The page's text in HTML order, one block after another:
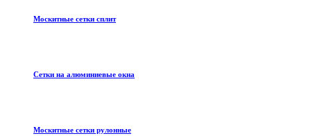
Москитные сетки сплит
Сетки на алюминиевые окна
Москитные сетки рулонные